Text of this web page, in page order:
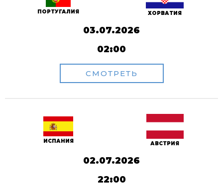
ПОРТУГАЛИЯ ХОРВАТИЯ
03.07.2026
02:00
СМОТРЕТЬ
ИСПАНИЯ АВСТРИЯ
02.07.2026
22:00